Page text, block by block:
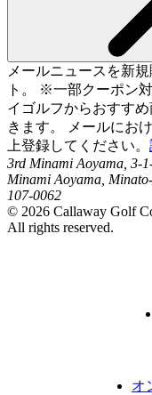
メールニュースを新
ト。 ※一部クーポン
イゴルフからおすす
きます。 メールにお
上登録してください。
3rd Minami Aoyama, 3-
Minami Aoyama,
107-0062
© 2026 Callaway Golf
All rights reserved.
オ